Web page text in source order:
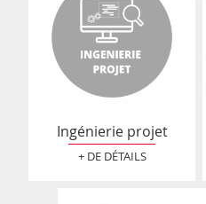
Ingénierie projet
+ DE DÉTAILS